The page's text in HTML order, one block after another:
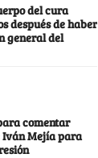
del cura
después de haber
general del
comentar
Iván Mejía para